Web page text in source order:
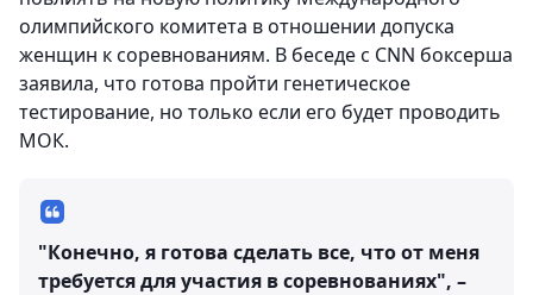
олимпийского комитета в отношении допуска
женщин к соревнованиям. В беседе с CNN боксерша
заявила, что готова пройти генетическое
тестирование, но только если его будет проводить
МОК.
"Конечно, я готова сделать все, что от меня
требуется для участия в соревнованиях", –